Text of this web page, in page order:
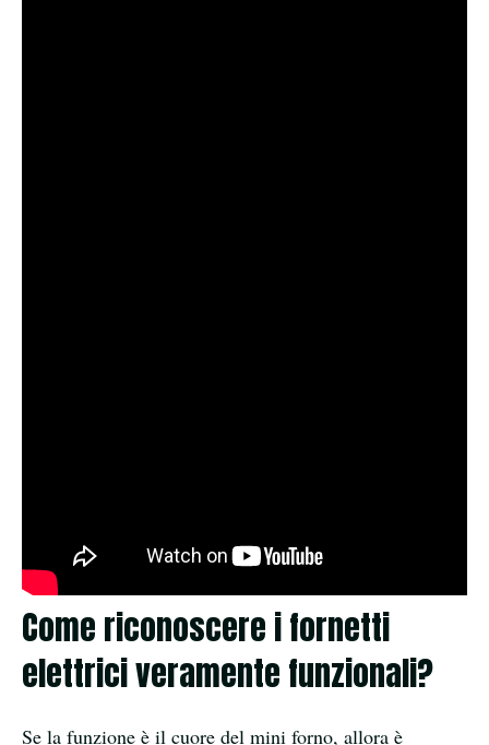
Come riconoscere i fornetti
elettrici veramente funzionali?
Se la funzione è il cuore del mini forno, allora è